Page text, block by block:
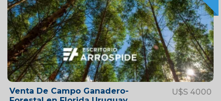
Venta De Campo Ganadero-
U$S 4000